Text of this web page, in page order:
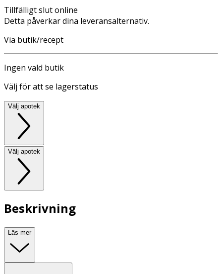
Tillfälligt slut online
Detta påverkar dina leveransalternativ.
Via butik/recept
Ingen vald butik
Välj för att se lagerstatus
Välj apotek
Välj apotek
Beskrivning
Läs mer